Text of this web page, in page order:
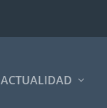
ACTUALIDAD